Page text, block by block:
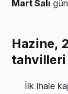
Mart Salı
Hazine,
tahvilleri
İlk ihale